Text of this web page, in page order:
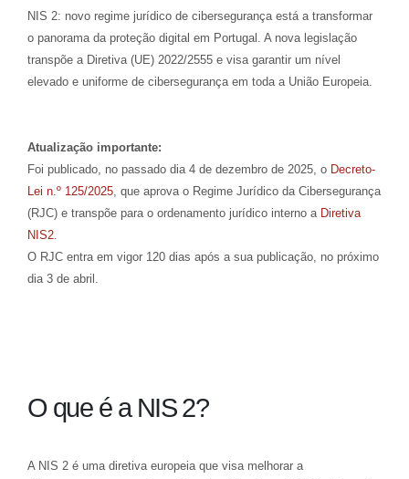
NIS 2: novo regime jurídico de cibersegurança está a transformar
o panorama da proteção digital em Portugal. A nova legislação
transpõe a Diretiva (UE) 2022/2555 e visa garantir um nível
elevado e uniforme de cibersegurança em toda a União Europeia.
Atualização importante:
Foi publicado, no passado dia 4 de dezembro de 2025, o Decreto-
Lei n.º 125/2025, que aprova o Regime Jurídico da Cibersegurança
(RJC) e transpõe para o ordenamento jurídico interno a Diretiva
NIS2.
O RJC entra em vigor 120 dias após a sua publicação, no próximo
dia 3 de abril.
O que é a NIS 2?
A NIS 2 é uma diretiva europeia que visa melhorar a